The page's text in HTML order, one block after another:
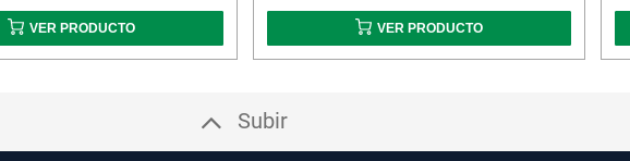
VER PRODUCTO VER PRODUCTO
Subir